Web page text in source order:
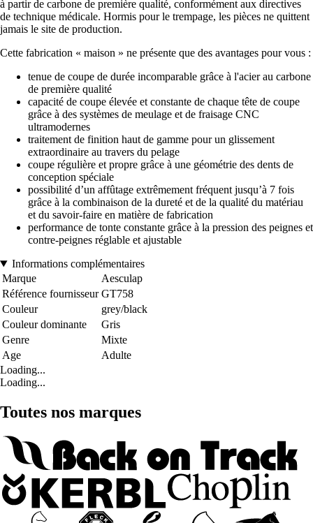
à partir de carbone de première qualité, conformément aux directives
de technique médicale. Hormis pour le trempage, les pièces ne quittent
jamais le site de production.
Cette fabrication « maison » ne présente que des avantages pour vous :
tenue de coupe de durée incomparable grâce à l'acier au carbone
de première qualité
capacité de coupe élevée et constante de chaque tête de coupe
grâce à des systèmes de meulage et de fraisage CNC
ultramodernes
traitement de finition haut de gamme pour un glissement
extraordinaire au travers du pelage
coupe régulière et propre grâce à une géométrie des dents de
conception spéciale
possibilité d’un affûtage extrêmement fréquent jusqu’à 7 fois
grâce à la combinaison de la dureté et de la qualité du matériau
et du savoir-faire en matière de fabrication
performance de tonte constante grâce à la pression des peignes et
contre-peignes réglable et ajustable
Informations complémentaires
Marque
Aesculap
Référence fournisseur GT758
Couleur
grey/black
Couleur dominante
Gris
Genre
Mixte
Age
Adulte
Loading...
Loading...
Toutes nos marques